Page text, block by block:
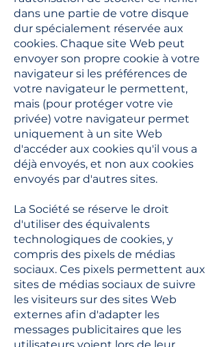
dans une partie de votre disque
dur spécialement réservée aux
cookies. Chaque site Web peut
envoyer son propre cookie à votre
navigateur si les préférences de
votre navigateur le permettent,
mais (pour protéger votre vie
privée) votre navigateur permet
uniquement à un site Web
d'accéder aux cookies qu'il vous a
déjà envoyés, et non aux cookies
envoyés par d'autres sites.
La Société se réserve le droit
d'utiliser des équivalents
technologiques de cookies, y
compris des pixels de médias
sociaux. Ces pixels permettent aux
sites de médias sociaux de suivre
les visiteurs sur des sites Web
externes afin d'adapter les
messages publicitaires que les